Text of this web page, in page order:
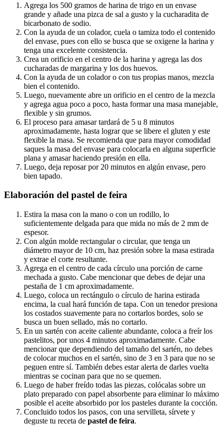
Agrega los 500 gramos de harina de trigo en un envase
grande y añade una pizca de sal a gusto y la cucharadita de
bicarbonato de sodio.
Con la ayuda de un colador, cuela o tamiza todo el contenido
del envase, pues con ello se busca que se oxigene la harina y
tenga una excelente consistencia.
Crea un orificio en el centro de la harina y agrega las dos
cucharadas de margarina y los dos huevos.
Con la ayuda de un colador o con tus propias manos, mezcla
bien el contenido.
Luego, nuevamente abre un orificio en el centro de la mezcla
y agrega agua poco a poco, hasta formar una masa manejable,
flexible y sin grumos.
El proceso para amasar tardará de 5 u 8 minutos
aproximadamente, hasta lograr que se libere el gluten y este
flexible la masa. Se recomienda que para mayor comodidad
saques la masa del envase para colocarla en alguna superficie
plana y amasar haciendo presión en ella.
Luego, deja reposar por 20 minutos en algún envase, pero
bien tapado.
Elaboración del pastel de feira
Estira la masa con la mano o con un rodillo, lo
suficientemente delgada para que mida no más de 2 mm de
espesor.
Con algún molde rectangular o circular, que tenga un
diámetro mayor de 10 cm, haz presión sobre la masa estirada
y extrae el corte resultante.
Agrega en el centro de cada círculo una porción de carne
mechada a gusto. Cabe mencionar que debes de dejar una
pestaña de 1 cm aproximadamente.
Luego, coloca un rectángulo o círculo de harina estirada
encima, la cual hará función de tapa. Con un tenedor presiona
los costados suavemente para no cortarlos bordes, solo se
busca un buen sellado, más no cortarlo.
En un sartén con aceite caliente abundante, coloca a freír los
pastelitos, por unos 4 minutos aproximadamente. Cabe
mencionar que dependiendo del tamaño del sartén, no debes
de colocar muchos en el sartén, sino de 3 en 3 para que no se
peguen entre sí. También debes estar alerta de darles vuelta
mientras se cocinan para que no se quemen.
Luego de haber freído todas las piezas, colócalas sobre un
plato preparado con papel absorbente para eliminar lo máximo
posible el aceite absorbido por los pasteles durante la cocción.
Concluido todos los pasos, con una servilleta, sírvete y
deguste tu receta de pastel de feira.